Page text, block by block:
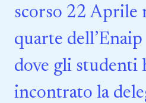
scorso 22 Aprile
quarte
dove gli studenti
incontrato la